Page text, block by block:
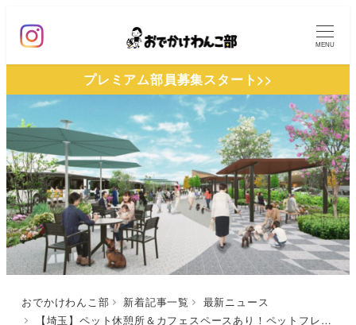
ン
テ
ン
ツ
へ
移
動
MENU
プレミアム部員募集スタート>>
おでかけわんこ部 新着記事一覧
最新ニュース
【埼玉】ペット休憩所＆カフェスペースあり！ペットフレンドリーな施設「ふかや花園プレミアム・アウトレット」が2022年10月20日オープン